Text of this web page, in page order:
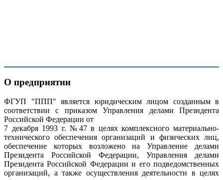
О предприятии
ФГУП "ППП" является юридическим лицом созданным в
соответствии с приказом Управления делами Президента
Российской Федерации от
7 декабря 1993 г. №47 в целях комплексного материально-
технического обеспечения организаций и физических лиц,
обеспечение которых возложено на Управление делами
Президента Российской Федерации, Управления делами
Президента Российской Федерации и его подведомственных
организаций, а также осуществления деятельности в целях